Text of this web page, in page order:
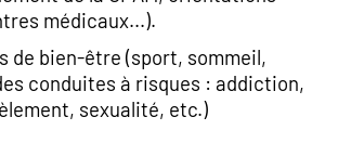
médicaux...).
de bien-être (sport, sommeil,
conduites à risques : addiction,
sexualité, etc.)